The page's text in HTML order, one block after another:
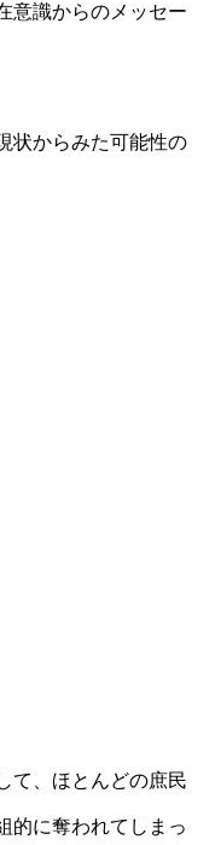
意識からのメッセー
状からみた可能性の
て、ほとんどの庶民
的に奪われてしまっ